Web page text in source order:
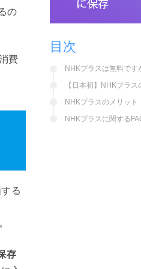
の
費
る
存
目次
NHKプラスは無料です
【日本初】NHKプラ
NHKプラスのメリット
NHKプラスに関する